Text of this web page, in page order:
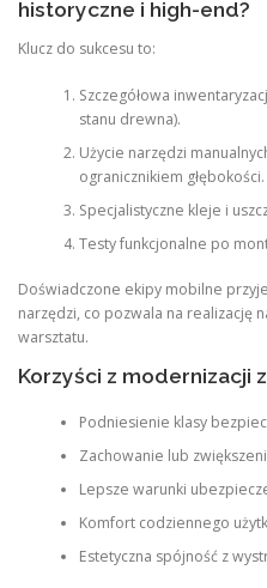
historyczne i high-end?
Klucz do sukcesu to:
Szczegółowa
stanu drewna).
Użycie narzędzi
ogranicznikiem głębokości.
Specjalistyczne kleje i
Testy funkcjonalne po
Doświadczone ekipy mobilne
narzędzi, co pozwala na realizację
warsztatu.
Korzyści z modernizacji
Podniesienie klasy
Zachowanie lub
Lepsze warunki
Komfort codziennego
Estetyczna spójność z